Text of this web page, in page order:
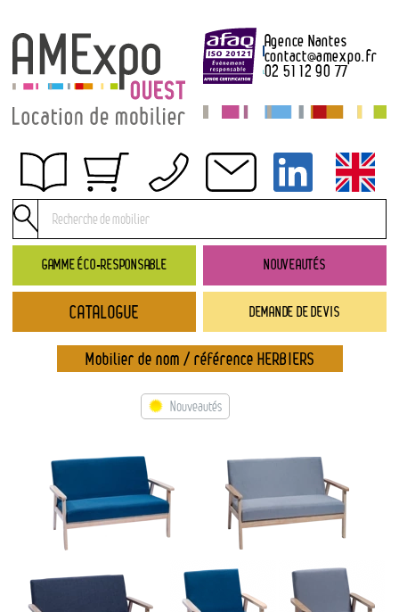
GAMME ÉCO-RESPONSABLE NOUVEAUTÉS
DEMANDE DE DEVIS
Agence Nantes
contact@amexpo.fr
02 51 12 90 77
Obtenir un devis
Conditions générales de location
Conditions de règlement
Catalogue
→ Nouveautés
→ Gamme éco-responsable
→ Types de mobilier
→ Couleurs
→ Ensembles
Modélisation 2D/3D
CATALOGUE
Mobilier de nom / référence HERBIERS
Nouveautés